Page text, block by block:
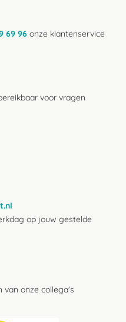
69 96 onze klantenservice
voor vragen
op jouw gestelde
van onze collega's